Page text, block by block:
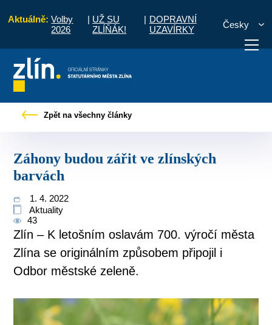
Aktuálně: Volby
2026
| UŽ SU
ZLÍŇÁK!
| DOPRAVNÍ
UZAVÍRKY
Česky
vyřídit Potřebuji zaplatit
Zpět na všechny články
Záhony budou zářit ve zlínských
barvách
1. 4. 2022
Aktuality
43
Zlín – K letošním oslavám 700. výročí města
Zlína se originálním způsobem připojil i
Odbor městské zeleně.